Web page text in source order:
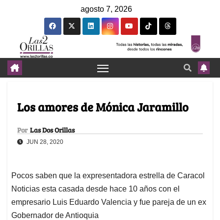
agosto 7, 2026
Los amores de Mónica Jaramillo
Por Las Dos Orillas
JUN 28, 2020
Pocos saben que la expresentadora estrella de Caracol
Noticias esta casada desde hace 10 años con el
empresario Luis Eduardo Valencia y fue pareja de un ex
Gobernador de Antioquia